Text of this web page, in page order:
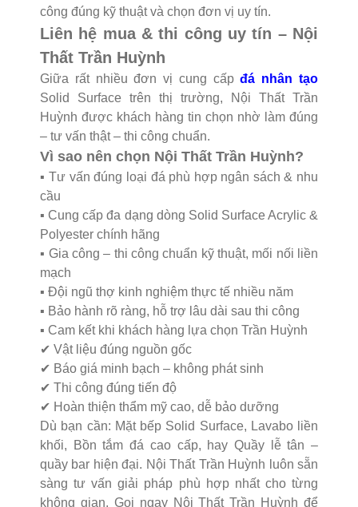
công đúng kỹ thuật và chọn đơn vị uy tín.
Liên hệ mua & thi công uy tín – Nội
Thất Trần Huỳnh
Giữa rất nhiều đơn vị cung cấpđá nhân tạo
Solid Surface trên thị trường, Nội Thất Trần
Huỳnh được khách hàng tin chọn nhờ làm đúng
– tư vấn thật – thi công chuẩn.
Vì sao nên chọn Nội Thất Trần Huỳnh?
▪️ Tư vấn đúng loại đá phù hợp ngân sách & nhu
cầu
▪️ Cung cấp đa dạng dòng Solid Surface Acrylic &
Polyester chính hãng
▪️ Gia công – thi công chuẩn kỹ thuật, mối nối liền
mạch
▪️ Đội ngũ thợ kinh nghiệm thực tế nhiều năm
▪️ Bảo hành rõ ràng, hỗ trợ lâu dài sau thi công
▪️ Cam kết khi khách hàng lựa chọn Trần Huỳnh
✔ Vật liệu đúng nguồn gốc
✔ Báo giá minh bạch – không phát sinh
✔ Thi công đúng tiến độ
✔ Hoàn thiện thẩm mỹ cao, dễ bảo dưỡng
Dù bạn cần: Mặt bếp Solid Surface, Lavabo liền
khối,
Bồn tắm đá cao cấp, hay Quầy lễ tân –
quầy bar hiện đại. Nội Thất Trần Huỳnh luôn sẵn
sàng tư vấn giải pháp phù hợp nhất cho từng
không gian. Gọi ngay Nội Thất Trần Huỳnh để